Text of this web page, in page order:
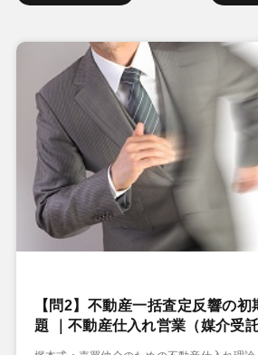
【問2】不動産一括査定反響の
題 ｜不動産仕入れ営業（媒介受